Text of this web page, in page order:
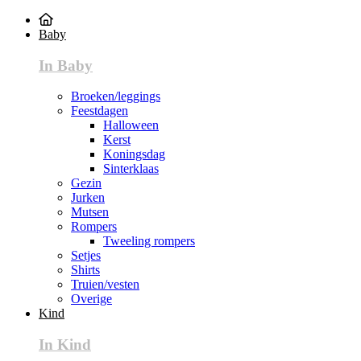
Baby
In Baby
Broeken/leggings
Feestdagen
Halloween
Kerst
Koningsdag
Sinterklaas
Gezin
Jurken
Mutsen
Rompers
Tweeling rompers
Setjes
Shirts
Truien/vesten
Overige
Kind
In Kind